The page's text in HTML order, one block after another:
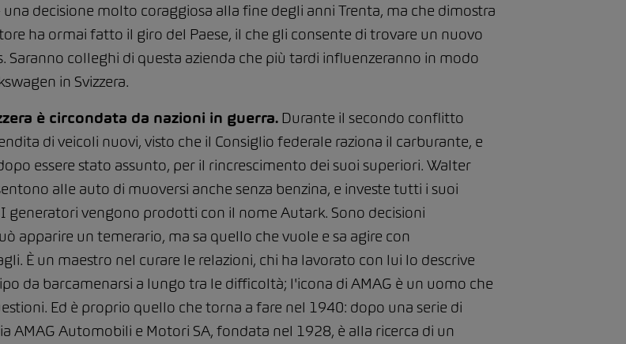
decisione molto coraggiosa alla fine degli anni Trenta, ma che dimostra
ha ormai fatto il giro del Paese, il che gli consente di trovare un nuovo
Saranno colleghi di questa azienda che più tardi influenzeranno in modo
in Svizzera.
è circondata da nazioni in guerra. Durante il secondo conflitto
di veicoli nuovi, visto che il Consiglio federale raziona il carburante, e
essere stato assunto, per il rincrescimento dei suoi superiori. Walter
alle auto di muoversi anche senza benzina, e investe tutti i suoi
vengono prodotti con il nome Autark. Sono decisioni
apparire un temerario, ma sa quello che vuole e sa agire con
È un maestro nel curare le relazioni, chi ha lavorato con lui lo descrive
da barcamenarsi a lungo tra le difficoltà; l'icona di AMAG è un uomo che
Ed è proprio quello che torna a fare nel 1940: dopo una serie di
AMAG Automobili e Motori SA, fondata nel 1928, è alla ricerca di un